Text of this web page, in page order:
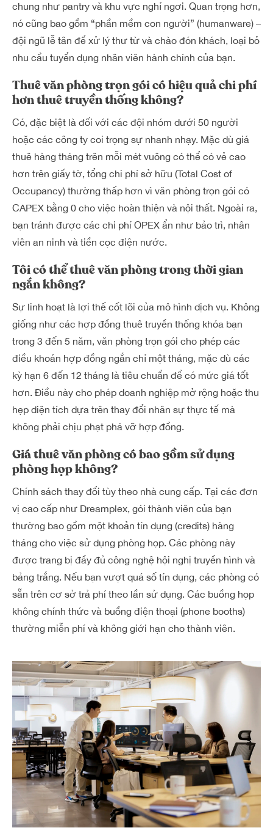
chung như pantry và khu vực nghỉ ngơi. Quan trọng hơn,
nó cũng bao gồm “phần mềm con người” (humanware) –
đội ngũ lễ tân để xử lý thư từ và chào đón khách, loại bỏ
nhu cầu tuyển dụng nhân viên hành chính của bạn.
Thuê văn phòng trọn gói có hiệu quả chi phí
hơn thuê truyền thống không?
Có, đặc biệt là đối với các đội nhóm dưới 50 người
hoặc các công ty coi trọng sự nhanh nhạy. Mặc dù giá
thuê hàng tháng trên mỗi mét vuông có thể có vẻ cao
hơn trên giấy tờ, tổng chi phí sở hữu (Total Cost of
Occupancy) thường thấp hơn vì văn phòng trọn gói có
CAPEX bằng 0 cho việc hoàn thiện và nội thất. Ngoài ra,
bạn tránh được các chi phí OPEX ẩn như bảo trì, nhân
viên an ninh và tiền cọc điện nước.
Tôi có thể thuê văn phòng trong thời gian
ngắn không?
Sự linh hoạt là lợi thế cốt lõi của mô hình dịch vụ. Không
giống như các hợp đồng thuê truyền thống khóa bạn
trong 3 đến 5 năm, văn phòng trọn gói cho phép các
điều khoản hợp đồng ngắn chỉ một tháng, mặc dù các
kỳ hạn 6 đến 12 tháng là tiêu chuẩn để có mức giá tốt
hơn. Điều này cho phép doanh nghiệp mở rộng hoặc thu
hẹp diện tích dựa trên thay đổi nhân sự thực tế mà
không phải chịu phạt phá vỡ hợp đồng.
Giá thuê văn phòng có bao gồm sử dụng
phòng họp không?
Chính sách thay đổi tùy theo nhà cung cấp. Tại các đơn
vị cao cấp như Dreamplex, gói thành viên của bạn
thường bao gồm một khoản tín dụng (credits) hàng
tháng cho việc sử dụng phòng họp. Các phòng này
được trang bị đầy đủ công nghệ hội nghị truyền hình và
bảng trắng. Nếu bạn vượt quá số tín dụng, các phòng có
sẵn trên cơ sở trả phí theo lần sử dụng. Các buồng họp
không chính thức và buồng điện thoại (phone booths)
thường miễn phí và không giới hạn cho thành viên.